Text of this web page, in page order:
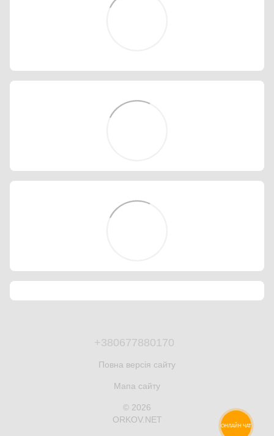
+380677880170
Повна версія сайту
Мапа сайту
© 2026
ORKOV.NET
ОНЛАЙН ЧАТ